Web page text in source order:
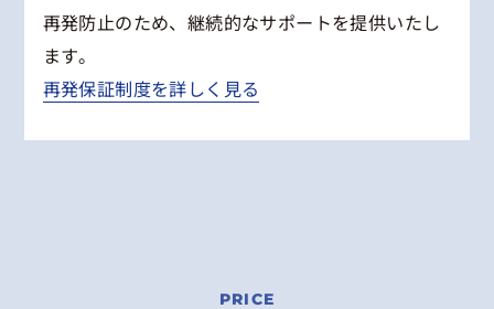
再発防止のため、継続的なサポートを提供いたし
ます。
再発保証制度を詳しく見る